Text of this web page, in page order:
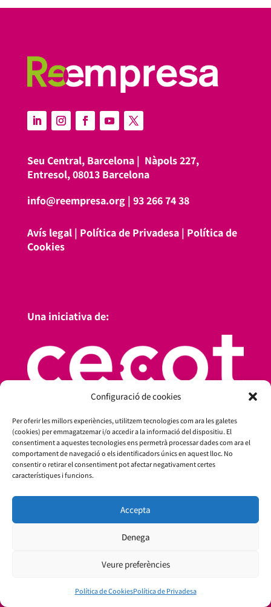
Configuració de cookies
Per oferir les millors experiències, utilitzem tecnologies com ara les galetes
(cookies) per emmagatzemar i/o accedir a la informació del dispositiu. El
consentiment a aquestes tecnologies ens permetrà processar dades com ara el
comportament de navegació o els identificadors únics en aquest lloc. No
consentir o retirar el consentiment pot afectar negativament certes
característiques i funcions.
Accepta
Denega
Veure preferències
Política de CookiesPolítica de Privadesa
Seu Central, Barcelona | Nàpols 227,
Entresol, 08013 Barcelona
info@reempresa.org| 93 266 74 38
Avís legal| Política de Privadesa| Política de
Cookies
Una iniciativa de: